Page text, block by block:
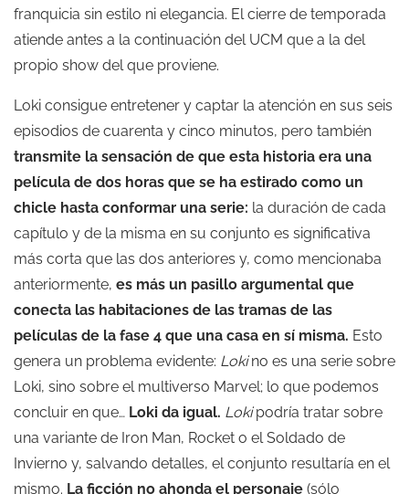
franquicia sin estilo ni elegancia. El cierre de temporada
atiende antes a la continuación del UCM que a la del
propio show del que proviene.
Loki consigue entretener y captar la atención en sus seis
episodios de cuarenta y cinco minutos, pero también
transmite la sensación de que esta historia era una
película de dos horas que se ha estirado como un
chicle hasta conformar una serie: la duración de cada
capítulo y de la misma en su conjunto es significativa
más corta que las dos anteriores y, como mencionaba
anteriormente, es más un pasillo argumental que
conecta las habitaciones de las tramas de las
películas de la fase 4 que una casa en sí misma. Esto
genera un problema evidente: Lokino es una serie sobre
Loki, sino sobre el multiverso Marvel; lo que podemos
concluir en que… Loki da igual. Lokipodría tratar sobre
una variante de Iron Man, Rocket o el Soldado de
Invierno y, salvando detalles, el conjunto resultaría en el
mismo. La ficción no ahonda el personaje (sólo